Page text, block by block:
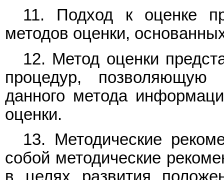
11. Подход к оценке
методов оценки,
12. Метод оценки
процедур,
данного метода
оценки.
13. Методические
собой методические